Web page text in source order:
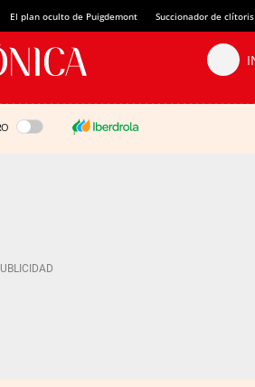
El plan oculto de Puigdemont Succionador de clítoris